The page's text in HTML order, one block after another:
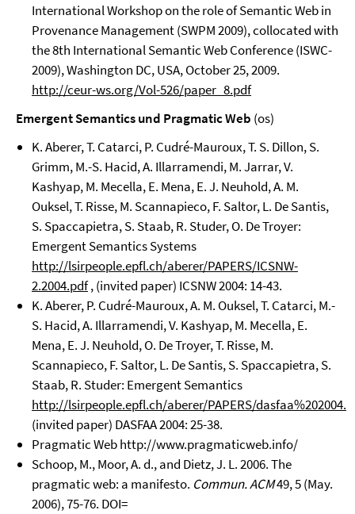
International Workshop on the role of Semantic Web in
Provenance Management (SWPM 2009), collocated with
the 8th International Semantic Web Conference (ISWC-
2009), Washington DC, USA, October 25, 2009.
http://ceur-ws.org/Vol-526/paper_8.pdf
Emergent Semantics und Pragmatic Web (os)
K. Aberer, T. Catarci, P. Cudré-Mauroux, T. S. Dillon, S.
Grimm, M.-S. Hacid, A. Illarramendi, M. Jarrar, V.
Kashyap, M. Mecella, E. Mena, E. J. Neuhold, A. M.
Ouksel, T. Risse, M. Scannapieco, F. Saltor, L. De Santis,
S. Spaccapietra, S. Staab, R. Studer, O. De Troyer:
Emergent Semantics Systems
http://lsirpeople.epfl.ch/aberer/PAPERS/ICSNW-
2.2004.pdf, (invited paper) ICSNW 2004: 14-43.
K. Aberer, P. Cudré-Mauroux, A. M. Ouksel, T. Catarci, M.-
S. Hacid, A. Illarramendi, V. Kashyap, M. Mecella, E.
Mena, E. J. Neuhold, O. De Troyer, T. Risse, M.
Scannapieco, F. Saltor, L. De Santis, S. Spaccapietra, S.
Staab, R. Studer: Emergent Semantics
http://lsirpeople.epfl.ch/aberer/PAPERS/
(invited paper) DASFAA 2004: 25-38.
Pragmatic Web http://www.pragmaticweb.info/
Schoop, M., Moor, A. d., and Dietz, J. L. 2006. The
pragmatic web: a manifesto. Commun. ACM49, 5 (May.
2006), 75-76. DOI=